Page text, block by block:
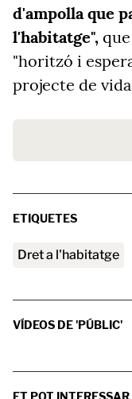
d'ampolla que
l'habitatge",
"horitzó i
projecte de
ETIQUETES
Dret a l'habitatge
VÍDEOS DE 'PÚBLIC'
ET POT INTERESSAR